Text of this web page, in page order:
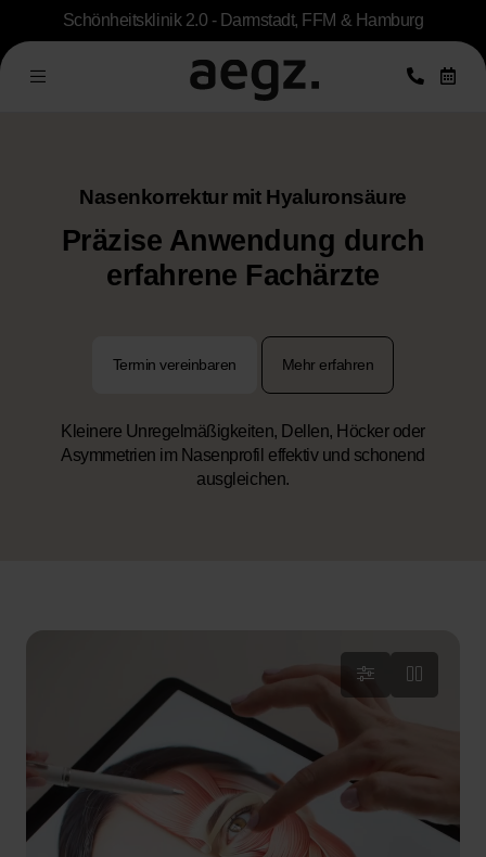
Schönheitsklinik 2.0 - Darmstadt, FFM & Hamburg
Nasenkorrektur mit Hyaluronsäure
Präzise Anwendung durch
erfahrene Fachärzte
Termin vereinbaren Mehr erfahren
Kleinere Unregelmäßigkeiten, Dellen, Höcker oder
Asymmetrien im Nasenprofil effektiv und schonend
ausgleichen.